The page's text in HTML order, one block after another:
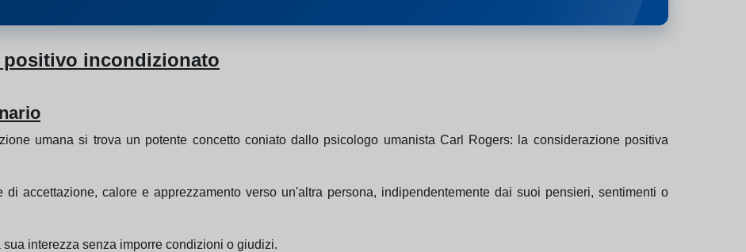
incondizionato
umana si trova un potente concetto coniato dallo psicologo umanista Carl Rogers: la considerazione positiva
di accettazione, calore e apprezzamento verso un'altra persona, indipendentemente dai suoi pensieri, sentimenti o
interezza senza imporre condizioni o giudizi.